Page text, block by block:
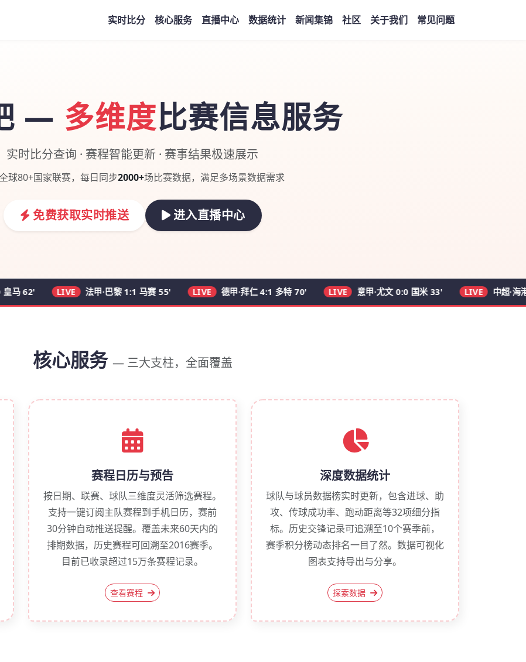
实时比分 核心服务 直播中心 数据统计 新闻集锦 社区 关于我们 常见问题
— 多维度比赛信息服务
实时比分查询 · 赛程智能更新 · 赛事结果极速展示
球80+国家联赛，每日同步2000+场比赛数据，满足多场景数据需求
免费获取实时推送 进入直播中心
LIVE 法甲·巴黎 1:1 马赛 55' LIVE 德甲·拜仁 4:1 多特 70' LIVE 意甲·尤文 0:0 国米 33' LIVE 中超·海港 2:0
核心服务 — 三大支柱，全面覆盖
赛程日历与预告
按日期、联赛、球队三维度灵活筛选赛程。
支持一键订阅主队赛程到手机日历，赛前
30分钟自动推送提醒。覆盖未来60天内的
排期数据，历史赛程可回溯至2016赛季。
目前已收录超过15万条赛程记录。
查看赛程
深度数据统计
球队与球员数据榜实时更新，包含进球、助
攻、传球成功率、跑动距离等32项细分指
标。历史交锋记录可追溯至10个赛季前，
赛季积分榜动态排名一目了然。数据可视化
图表支持导出与分享。
探索数据